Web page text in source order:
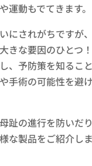
運動もでてきます。
にされがちですが
大きな要因のひと
、予防策を知るこ
手術の可能性を避
趾の進行を防いだ
な製品をご紹介し